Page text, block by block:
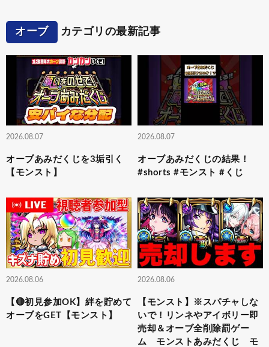
オーブ カテゴリの最新記事
2026.08.07
オーブあみだくじを3垢引く
【モンスト】
2026.08.07
オーブあみだくじの結果！
#shorts #モンスト #くじ
2026.08.06
【🔴初見参加OK】絆を貯めて
オーブをGET【モンスト】
2026.08.06
【モンスト】※スパチャしな
いで！リンネやアイボリー即
売却＆オーブ全削除罰ゲー
ム モンストあみだくじ モ